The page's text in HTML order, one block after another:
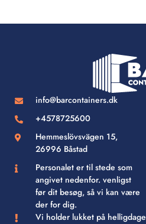
info@barcontainers.dk
+4578725600
Hemmeslövsvägen 15,
26996 Båstad
Personalet er til stede som
angivet nedenfor. venligst
før dit besøg, så vi kan være
der for dig.
Vi holder lukket på helligdage